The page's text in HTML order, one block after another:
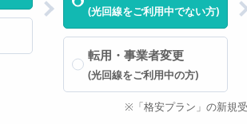
(光回線をご利用中でない方)
転用・事業者変更
(光回線をご利用中の方)
※「格安プラン」の新規